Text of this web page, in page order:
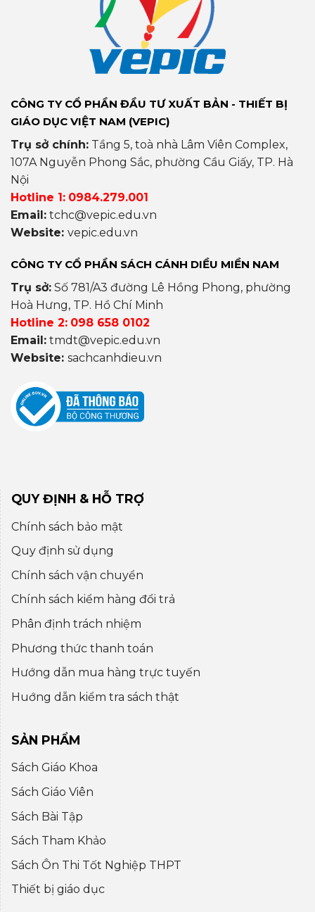
CÔNG TY CỔ PHẦN ĐẦU TƯ XUẤT BẢN - THIẾT BỊ
GIÁO DỤC VIỆT NAM (VEPIC)
Trụ sở chính: Tầng 5, toà nhà Lâm Viên Complex,
107A Nguyễn Phong Sắc, phường Cầu Giấy, TP. Hà
Nội
Hotline 1: 0984.279.001
Email: tchc@vepic.edu.vn
Website: vepic.edu.vn
CÔNG TY CỔ PHẦN SÁCH CÁNH DIỀU MIỀN NAM
Trụ sở: Số 781/A3 đường Lê Hồng Phong, phường
Hoà Hưng, TP. Hồ Chí Minh
Hotline 2: 098 658 0102
Email: tmdt@vepic.edu.vn
Website: sachcanhdieu.vn
QUY ĐỊNH & HỖ TRỢ
Chính sách bảo mật
Quy định sử dụng
Chính sách vận chuyển
Chính sách kiểm hàng đổi trả
Phân định trách nhiệm
Phương thức thanh toán
Hướng dẫn mua hàng trực tuyến
Huớng dẫn kiểm tra sách thật
SẢN PHẨM
Sách Giáo Khoa
Sách Giáo Viên
Sách Bài Tập
Sách Tham Khảo
Sách Ôn Thi Tốt Nghiệp THPT
Thiết bị giáo dục